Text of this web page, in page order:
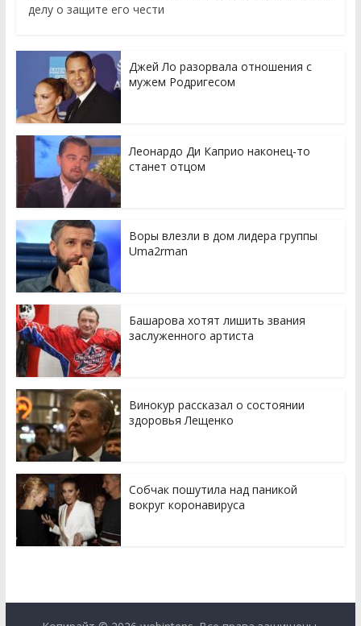
делу о защите его чести
Джей Ло разорвала отношения с
мужем Родригесом
Леонардо Ди Каприо наконец-то
станет отцом
Воры влезли в дом лидера группы
Uma2rman
Башарова хотят лишить звания
заслуженного артиста
Винокур рассказал о состоянии
здоровья Лещенко
Собчак пошутила над паникой
вокруг коронавируса